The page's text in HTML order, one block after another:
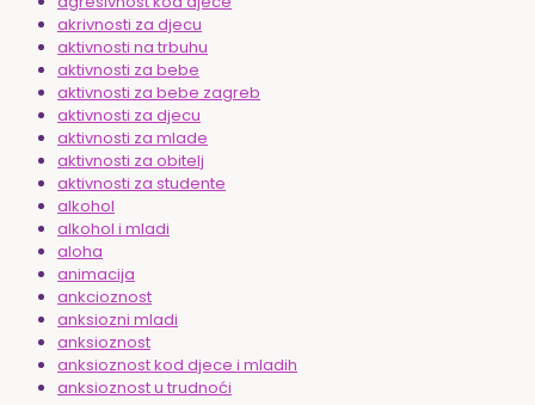
akrivnosti za djecu
aktivnosti na trbuhu
aktivnosti za bebe
aktivnosti za bebe zagreb
aktivnosti za djecu
aktivnosti za mlade
aktivnosti za obitelj
aktivnosti za studente
alkohol
alkohol i mladi
aloha
animacija
ankcioznost
anksiozni mladi
anksioznost
anksioznost kod djece i mladih
anksioznost u trudnoći